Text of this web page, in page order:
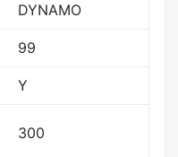
DYNAMO
99
Y
300